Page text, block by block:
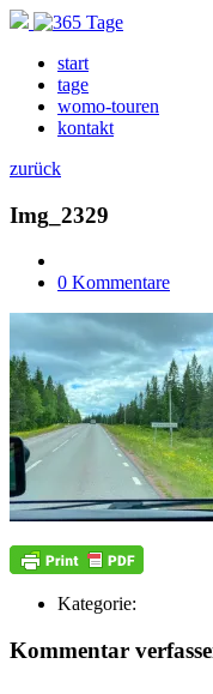
start
tage
womo-touren
kontakt
zurück
Img_2329
0 Kommentare
Kategorie:
Kommentar